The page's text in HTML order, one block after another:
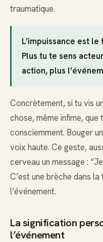
traumatique.
L’impuissance est
Plus tu te sens
action, plus
Concrètement, si tu vis
chose, même infime,
consciemment. Bouger
voix haute. Ce geste,
cerveau un message :
C’est une brèche dans
l’événement.
La signification
l’événement